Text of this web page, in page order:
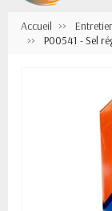
Accueil
P00541 - Sel